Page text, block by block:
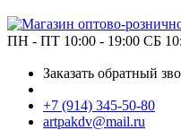
ПН - ПТ 10:00 - 19:00 СБ
Заказать обратный
+7 (914) 345-50-80
artpakdv@mail.ru